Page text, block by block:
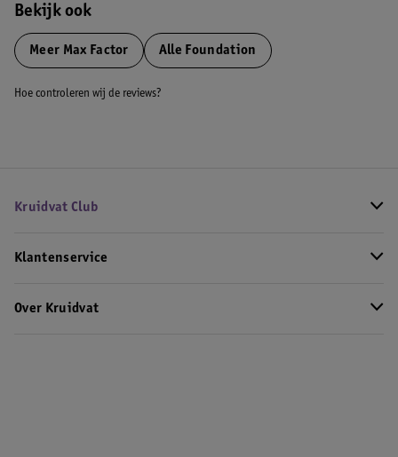
Bekijk ook
Meer Max Factor Alle Foundation
Hoe controleren wij de reviews?
Kruidvat Club
Klantenservice
Over Kruidvat